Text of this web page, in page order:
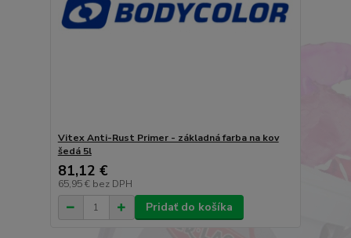
Vitex Anti-Rust Primer - základná farba na kov
šedá 5l
81,12 €
65,95 € bez DPH
Pridať do košíka